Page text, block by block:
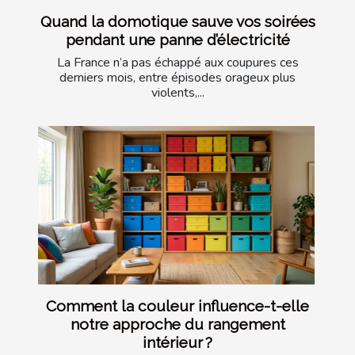
Quand la domotique sauve vos soirées
pendant une panne d’électricité
La France n’a pas échappé aux coupures ces
derniers mois, entre épisodes orageux plus
violents,...
Comment la couleur influence-t-elle
notre approche du rangement
intérieur ?